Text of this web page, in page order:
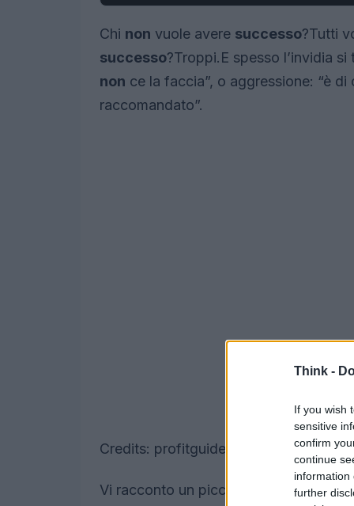
Think -
If you wish
sensitive
confirm
continue
information
further
Chi non vuole avere successo?Tutti
successo?Troppi.E spesso l’invidia
non ce la faccia”, o aggressione: “è di
raccomandato”.
Credits: profitguide.com
Vi racconto un piccolo aneddoto.